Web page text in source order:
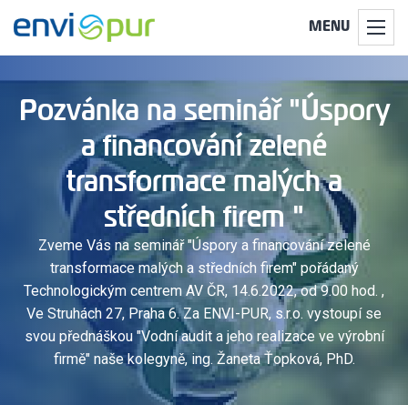
MENU
Pozvánka na seminář "Úspory
a financování zelené
transformace malých a
středních firem "
Zveme Vás na seminář "Úspory a financování zelené
transformace malých a středních firem" pořádaný
Technologickým centrem AV ČR, 14.6.2022, od 9.00 hod. ,
Ve Struhách 27, Praha 6. Za ENVI-PUR, s.r.o. vystoupí se
svou přednáškou "Vodní audit a jeho realizace ve výrobní
firmě" naše kolegyně, ing. Žaneta Ťopková, PhD.